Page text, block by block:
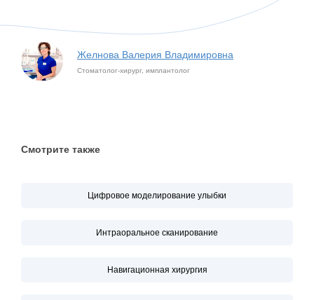
Желнова Валерия Владимировна
Стоматолог-хирург, имплантолог
Смотрите также
Цифровое моделирование улыбки
Интраоральное сканирование
Навигационная хирургия